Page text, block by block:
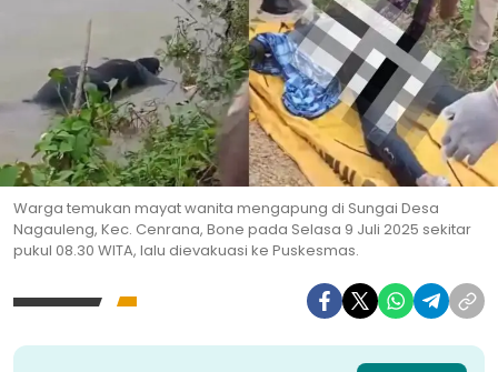
Warga temukan mayat wanita mengapung di Sungai Desa
Nagauleng, Kec. Cenrana, Bone pada Selasa 9 Juli 2025 sekitar
pukul 08.30 WITA, lalu dievakuasi ke Puskesmas.